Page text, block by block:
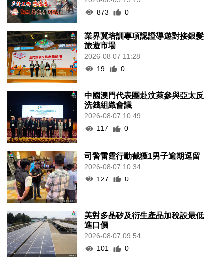
873
0
業界冀培訓專項認證導遊對接銀髮
旅遊市場
2026-08-07 11:28
19
0
中國澳門代表團赴汶萊參與亞太反
洗錢組織會議
2026-08-07 10:49
117
0
司警雷霆行動截獲1男子逾期逗留
2026-08-07 10:34
127
0
美對多晶矽及衍生產品加稅設最低
進口價
2026-08-07 09:54
101
0